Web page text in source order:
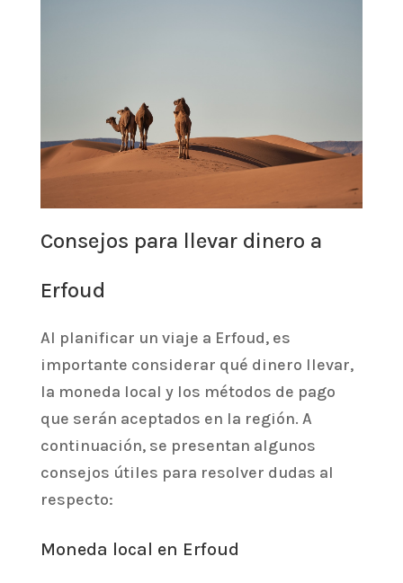
Consejos para llevar dinero a
Erfoud
Al planificar un viaje a Erfoud, es
importante considerar qué dinero llevar,
la moneda local y los métodos de pago
que serán aceptados en la región. A
continuación, se presentan algunos
consejos útiles para resolver dudas al
respecto:
Moneda local en Erfoud